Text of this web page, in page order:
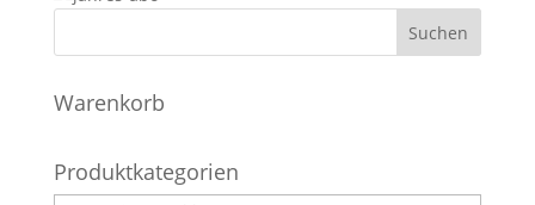
Warenkorb
Produktkategorien